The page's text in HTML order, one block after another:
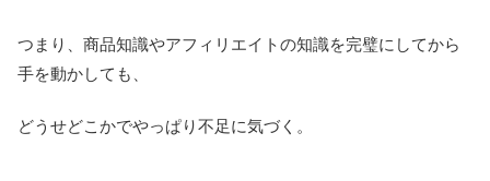
つまり、商品知識やアフィリエイトの知識を完璧にしてから
手を動かしても、
どうせどこかでやっぱり不足に気づく。